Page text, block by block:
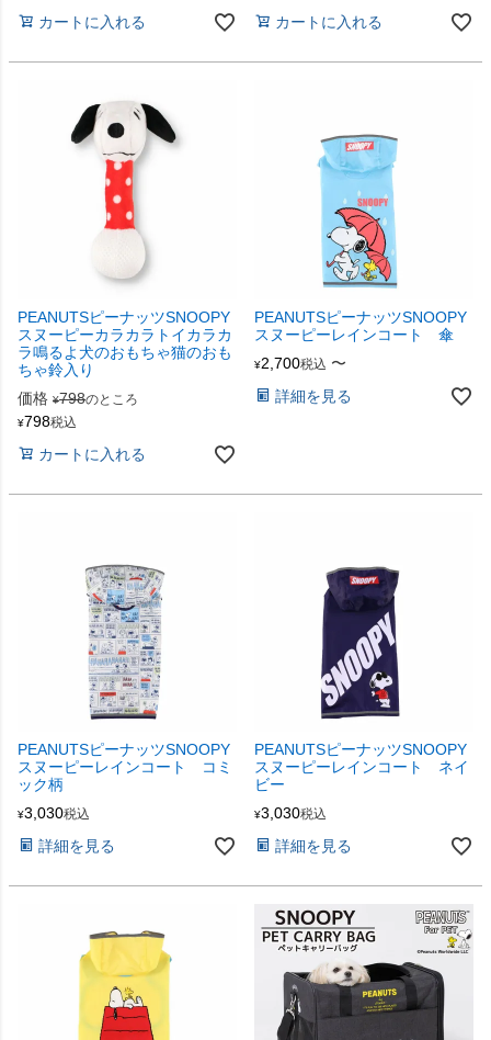
カートに入れる カートに入れる
PEANUTSピーナッツSNOOPY
スヌーピーカラカラトイカラカ
ラ鳴るよ犬のおもちゃ猫のおも
ちゃ鈴入り
価格 ¥798のところ
¥798税込
カートに入れる
PEANUTSピーナッツSNOOPY
スヌーピーレインコート 傘
¥2,700税込 〜
詳細を見る
PEANUTSピーナッツSNOOPY
スヌーピーレインコート コミ
ック柄
¥3,030税込
詳細を見る
PEANUTSピーナッツSNOOPY
スヌーピーレインコート ネイ
ビー
¥3,030税込
詳細を見る